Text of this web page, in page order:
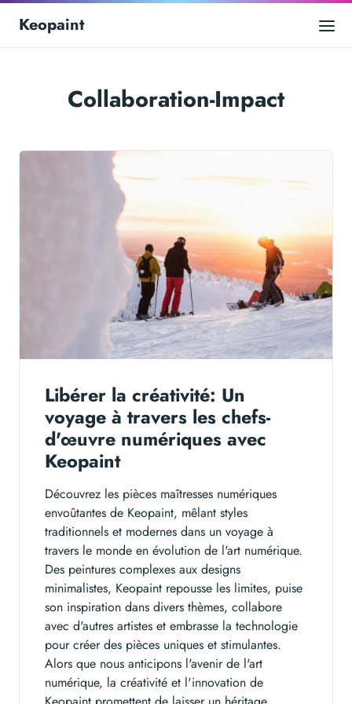
Keopaint
Collaboration-Impact
Libérer la créativité: Un
voyage à travers les chefs-
d'œuvre numériques avec
Keopaint
Découvrez les pièces maîtresses numériques
envoûtantes de Keopaint, mêlant styles
traditionnels et modernes dans un voyage à
travers le monde en évolution de l'art numérique.
Des peintures complexes aux designs
minimalistes, Keopaint repousse les limites, puise
son inspiration dans divers thèmes, collabore
avec d'autres artistes et embrasse la technologie
pour créer des pièces uniques et stimulantes.
Alors que nous anticipons l'avenir de l'art
numérique, la créativité et l'innovation de